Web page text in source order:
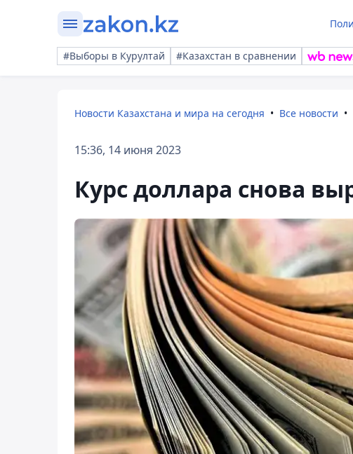
#Выборы в Курултай #Казахстан в сравнении
Новости Казахстана и мира на сегодня Все новости
15:36, 14 июня 2023
Курс доллара снова